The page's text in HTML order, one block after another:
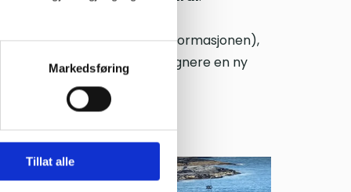
Markedsføring
Tillat alle
av Nidaros før reformasjonen),
å feire gudstjeneste og signere en ny
stavkirke!